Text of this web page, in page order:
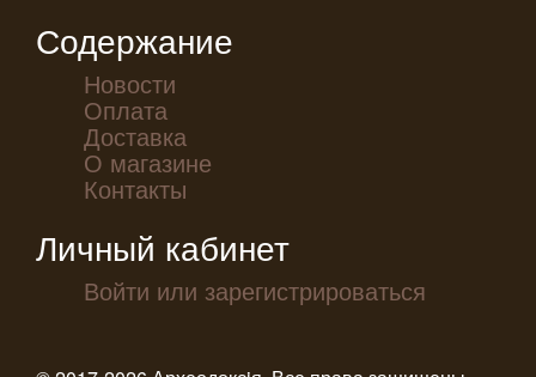
Содержание
Новости
Оплата
Доставка
О магазине
Контакты
Личный кабинет
Войти или зарегистрироваться